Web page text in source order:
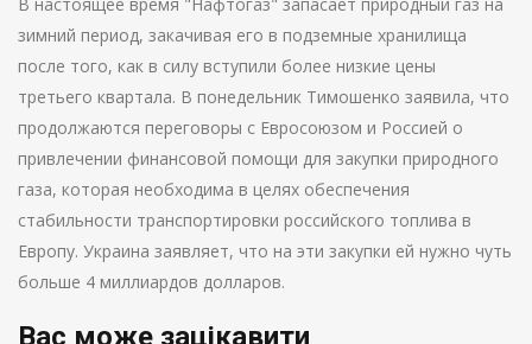
зимний период, закачивая его в подземные хранилища
после того, как в силу вступили более низкие цены
третьего квартала. В понедельник Тимошенко заявила, что
продолжаются переговоры с Евросоюзом и Россией о
привлечении финансовой помощи для закупки природного
газа, которая необходима в целях обеспечения
стабильности транспортировки российского топлива в
Европу. Украина заявляет, что на эти закупки ей нужно чуть
больше 4 миллиардов долларов.
Вас може зацікавити